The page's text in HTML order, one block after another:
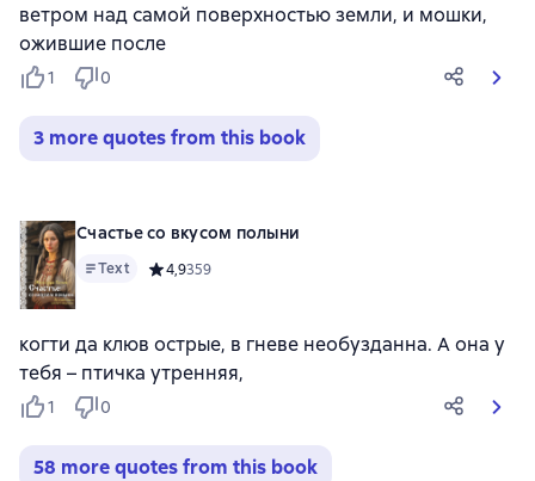
ветром над самой поверхностью земли, и мошки,
ожившие после
1 0
3 more quotes from this book
Счастье со вкусом полыни
Text Средний рейтинг 4,9 на основе 359 оценок
4,9359
когти да клюв острые, в гневе необузданна. А она у
тебя – птичка утренняя,
1 0
58 more quotes from this book